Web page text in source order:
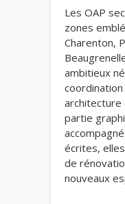
Les OAP
zones
Charenton,
ambitieux
architecture
partie
écrites,
de
nouveaux